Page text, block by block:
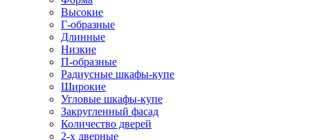
Высокие
Г-образные
Длинные
Низкие
П-образные
Радиусные шкафы-купе
Широкие
Угловые шкафы-купе
Закругленный фасад
Количество дверей
2-х дверные